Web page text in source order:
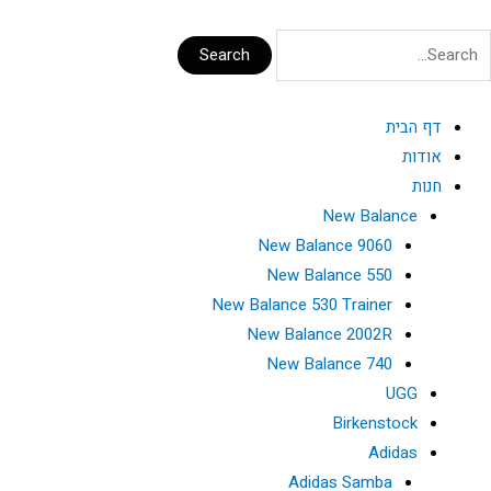
Search
דף הבית
אודות
חנות
New Balance
New Balance 9060
New Balance 550
New Balance 530 Trainer
New Balance 2002R
New Balance 740
UGG
Birkenstock
Adidas
Adidas Samba